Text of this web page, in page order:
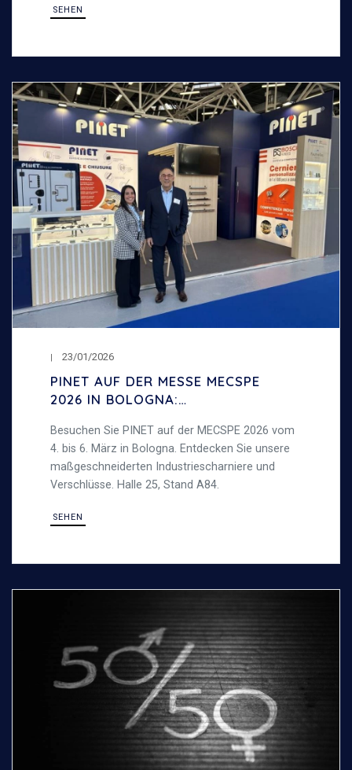
SEHEN
23/01/2026
PINET AUF DER MESSE MECSPE
2026 IN BOLOGNA:
VERSCHLÜSSE
Besuchen Sie PINET auf der MECSPE 2026 vom
4. bis 6. März in Bologna. Entdecken Sie unsere
maßgeschneiderten Industriescharniere und
Verschlüsse. Halle 25, Stand A84.
SEHEN